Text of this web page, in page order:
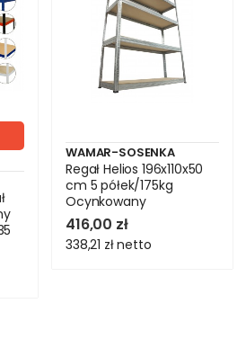
WAMAR-SOSENKA
Regał Helios 196x110x50
cm 5 półek/175kg
Ocynkowany
416,00 zł
338,21 złnetto